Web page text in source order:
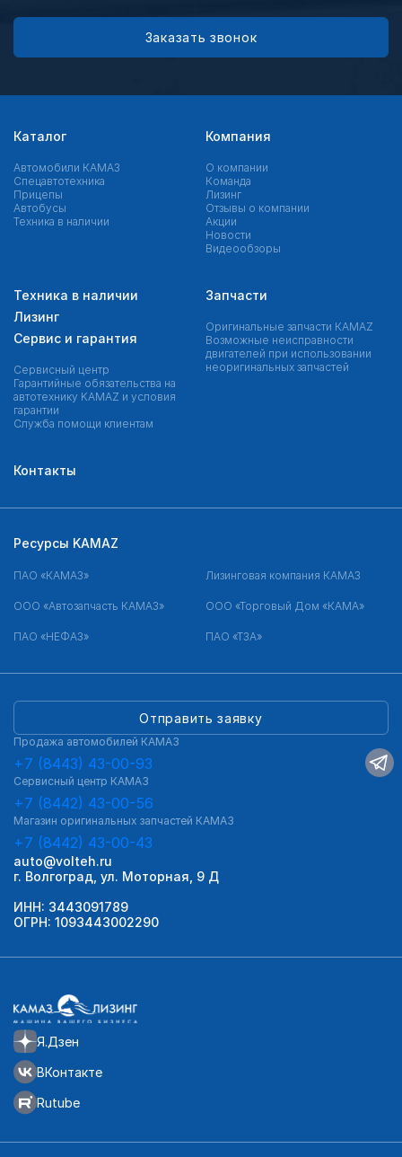
Заказать звонок
Каталог
Автомобили КАМАЗ
Спецавтотехника
Прицепы
Автобусы
Техника в наличии
Компания
О компании
Команда
Лизинг
Отзывы о компании
Акции
Новости
Видеообзоры
Техника в наличии
Лизинг
Сервис и гарантия
Сервисный центр
Гарантийные обязательства на
автотехнику KAMAZ и условия
гарантии
Служба помощи клиентам
Запчасти
Оригинальные запчасти КAMAZ
Возможные неисправности
двигателей при использовании
неоригинальных запчастей
Контакты
Я.Дзен
ВКонтакте
Rutube
Отправить заявку
Продажа автомобилей КАМАЗ
+7 (8443) 43-00-93
Сервисный центр КАМАЗ
+7 (8442) 43-00-56
Магазин оригинальных запчастей КАМАЗ
+7 (8442) 43-00-43
auto@volteh.ru
г. Волгоград, ул. Моторная, 9 Д
ИНН: 3443091789
ОГРН: 1093443002290
Ресурсы KAMAZ
ПАО «КАМАЗ» Лизинговая компания КАМАЗ
ООО «Автозапчасть КАМАЗ» ООО «Торговый Дом «КАМА»
ПАО «НЕФАЗ» ПАО «ТЗА»